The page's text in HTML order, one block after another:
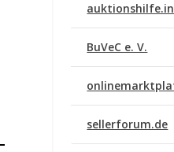
BuVeC e. V.
sellerforum.de